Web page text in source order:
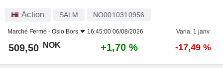
Action SALM NO0010310956
Marché Fermé - Oslo Bors 16:45:00 06/08/2026 Varia. 1 janv.
509,50 NOK +1,70 % -17,49 %